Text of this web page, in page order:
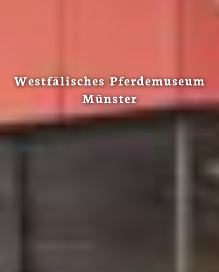
Westfälisches Pferdemuseum
Münster